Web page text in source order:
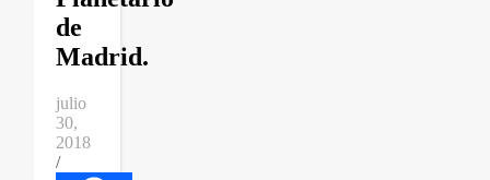
de
Madrid.
julio
30,
2018
/